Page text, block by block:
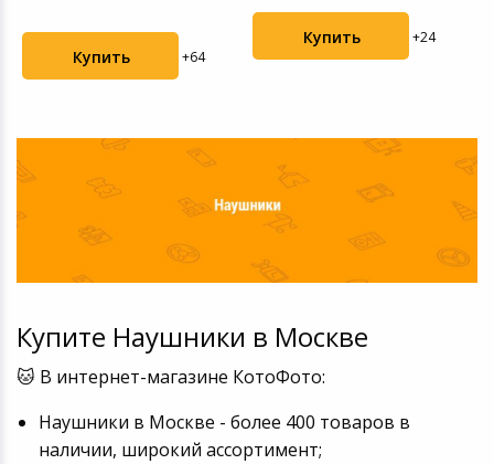
Купить +64
Купить +24
Купите Наушники в Москве
🐱 В интернет-магазине КотоФото:
Наушники в Москве - более 400 товаров в
наличии, широкий ассортимент;